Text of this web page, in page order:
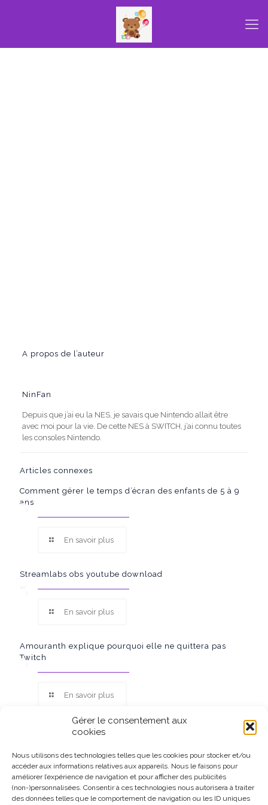
Gérer le consentement aux
cookies
Nous utilisons des technologies telles que les cookies pour stocker et/ou
accéder aux informations relatives aux appareils. Nous le faisons pour
améliorer l’expérience de navigation et pour afficher des publicités
(non-)personnalisées. Consentir à ces technologies nous autorisera à traiter
des données telles que le comportement de navigation ou les ID uniques
A propos de l’auteur
NinFan
Depuis que j’ai eu la NES, je savais que Nintendo allait être
avec moi pour la vie. De cette NES à SWITCH, j’ai connu toutes
les consoles Nintendo.
Articles connexes
Comment gérer le temps d’écran des enfants de 5 à 9
ans
En savoir plus
Streamlabs obs youtube download
En savoir plus
Amouranth explique pourquoi elle ne quittera pas
Twitch
En savoir plus
Ce site participe au Programme Partenaires d’Amazon EU, un
programme d’affiliation conçu pour permettre à des sites de
percevoir une rémunération grâce à la création de liens vers
Amazon.fr.